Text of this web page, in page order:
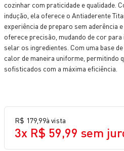
cozinhar com praticidade e qualidade.
indução, ela oferece o Antiaderente
experiência de preparo sem aderência
oferece precisão, mudando de cor
selar os ingredientes. Com uma base
calor de maneira uniforme, permitindo
sofisticados com a máxima eficiência.
R$ 179 99à vista
3x R$ 59,99 sem
9º
vaporizador
10º bake easy